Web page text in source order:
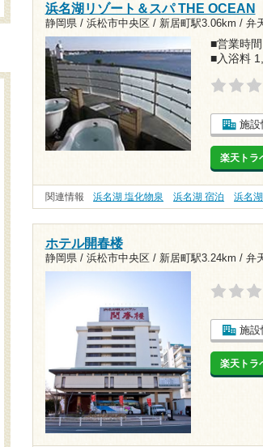
浜名湖リゾート＆スパ THE OCEAN
静岡県 / 浜松市中央区 / 新居町駅3.06km / 弁
■営業時
■入浴料
施設
楽天トラ
関連情報 浜名湖 塩化物泉 浜名湖 宿泊 浜名
ホテル開春楼
静岡県 / 浜松市中央区 / 新居町駅3.24km / 弁
施設
楽天トラ